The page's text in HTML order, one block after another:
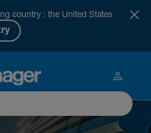
country : the United States